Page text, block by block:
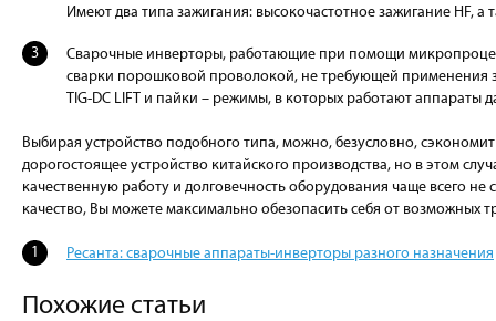
Имеют два типа зажигания: высокочастотное зажигание HF, а
Сварочные инверторы, работающие при помощи
сварки порошковой проволокой, не требующей применения
TIG-DC LIFT и пайки – режимы, в которых работают аппараты
Выбирая устройство подобного типа, можно, безусловно,
дорогостоящее устройство китайского производства, но в этом
качественную работу и долговечность оборудования чаще всего не
качество, Вы можете максимально обезопасить себя от возможных
Ресанта: сварочные аппараты-инверторы разного назначения
Похожие статьи